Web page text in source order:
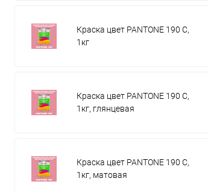
Краска цвет PANTONE 190 C,
1кг
Краска цвет PANTONE 190 C,
1кг, глянцевая
Краска цвет PANTONE 190 C,
1кг, матовая